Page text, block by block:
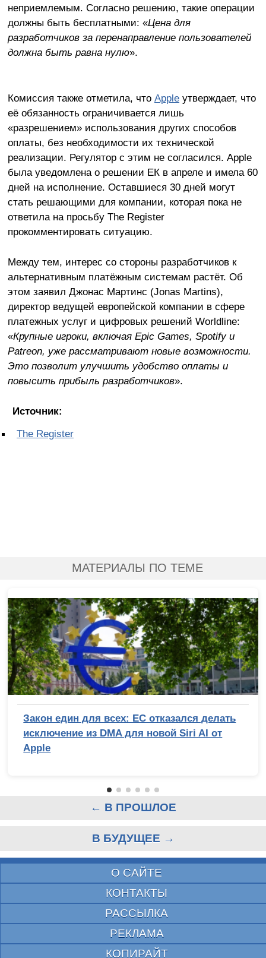
неприемлемым. Согласно решению, такие операции
должны быть бесплатными: «Цена для
разработчиков за перенаправление пользователей
должна быть равна нулю».
Комиссия также отметила, что Appleутверждает, что
её обязанность ограничивается лишь
«разрешением» использования других способов
оплаты, без необходимости их технической
реализации. Регулятор с этим не согласился. Apple
была уведомлена о решении ЕК в апреле и имела 60
дней на исполнение. Оставшиеся 30 дней могут
стать решающими для компании, которая пока не
ответила на просьбу The Register
прокомментировать ситуацию.
Между тем, интерес со стороны разработчиков к
альтернативным платёжным системам растёт. Об
этом заявил Джонас Мартинс (Jonas Martins),
директор ведущей европейской компании в сфере
платежных услуг и цифровых решений Worldline:
«Крупные игроки, включая Epic Games, Spotify и
Patreon, уже рассматривают новые возможности.
Это позволит улучшить удобство оплаты и
повысить прибыль разработчиков».
Источник:
The Register
МАТЕРИАЛЫ ПО ТЕМЕ
Закон един для всех: ЕС отказался делать
исключение из DMA для новой Siri AI от
Apple
← В ПРОШЛОЕ
В БУДУЩЕЕ →
О САЙТЕ
КОНТАКТЫ
РАССЫЛКА
РЕКЛАМА
КОПИРАЙТ